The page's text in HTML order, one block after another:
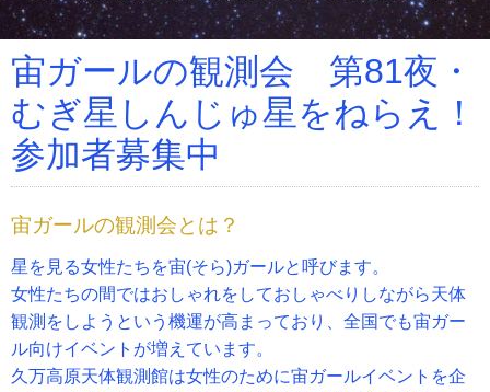
宙ガールの観測会 第81夜・
むぎ星しんじゅ星をねらえ！
参加者募集中
宙ガールの観測会とは？
星を見る女性たちを宙(そら)ガールと呼びます。
女性たちの間ではおしゃれをしておしゃべりしながら天体
観測をしようという機運が高まっており、全国でも宙ガー
ル向けイベントが増えています。
久万高原天体観測館は女性のために宙ガールイベントを企